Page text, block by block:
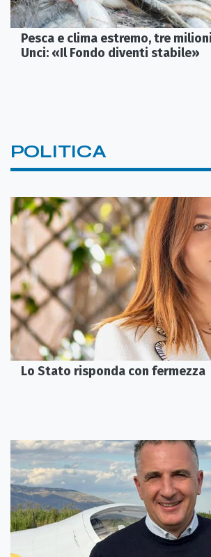
Pesca e clima estremo, tre
Unci: «Il Fondo diventi stabile»
POLITICA
Lo Stato risponda con fermezza